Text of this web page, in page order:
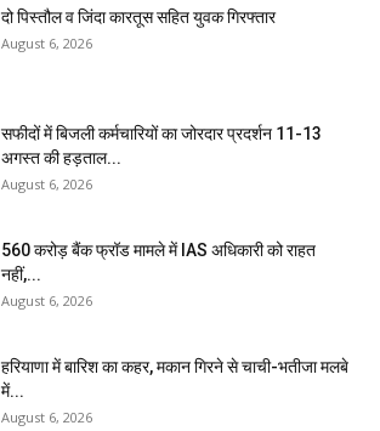
दो पिस्तौल व जिंदा कारतूस सहित युवक गिरफ्तार
August 6, 2026
सफीदों में बिजली कर्मचारियों का जोरदार प्रदर्शन 11-13
अगस्त की हड़ताल...
August 6, 2026
₹560 करोड़ बैंक फ्रॉड मामले में IAS अधिकारी को राहत
नहीं,...
August 6, 2026
हरियाणा में बारिश का कहर, मकान गिरने से चाची-भतीजा मलबे
में...
August 6, 2026